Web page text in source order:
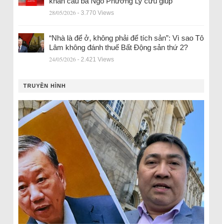
28/05/2026 - 3.770 Views
“Nhà là để ở, không phải để tích sản”: Vì sao Tô
Lâm không đánh thuế Bất Động sản thứ 2?
24/05/2026 - 2.421 Views
TRUYỀN HÌNH